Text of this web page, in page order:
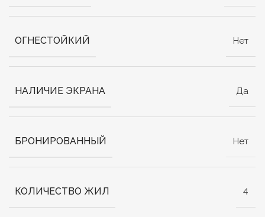
ОГНЕСТОЙКИЙ Нет
НАЛИЧИЕ ЭКРАНА Да
БРОНИРОВАННЫЙ Нет
КОЛИЧЕСТВО ЖИЛ 4